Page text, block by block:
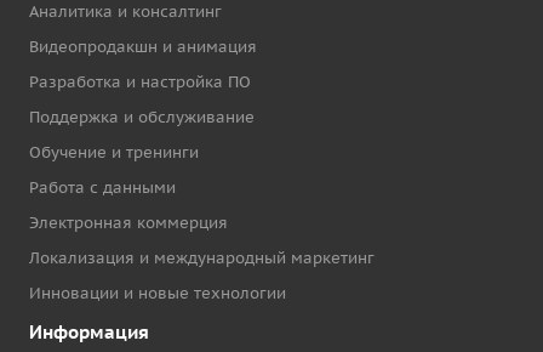
Аналитика и консалтинг
Видеопродакшн и анимация
Разработка и настройка ПО
Поддержка и обслуживание
Обучение и тренинги
Работа с данными
Электронная коммерция
Локализация и международный маркетинг
Инновации и новые технологии
Информация